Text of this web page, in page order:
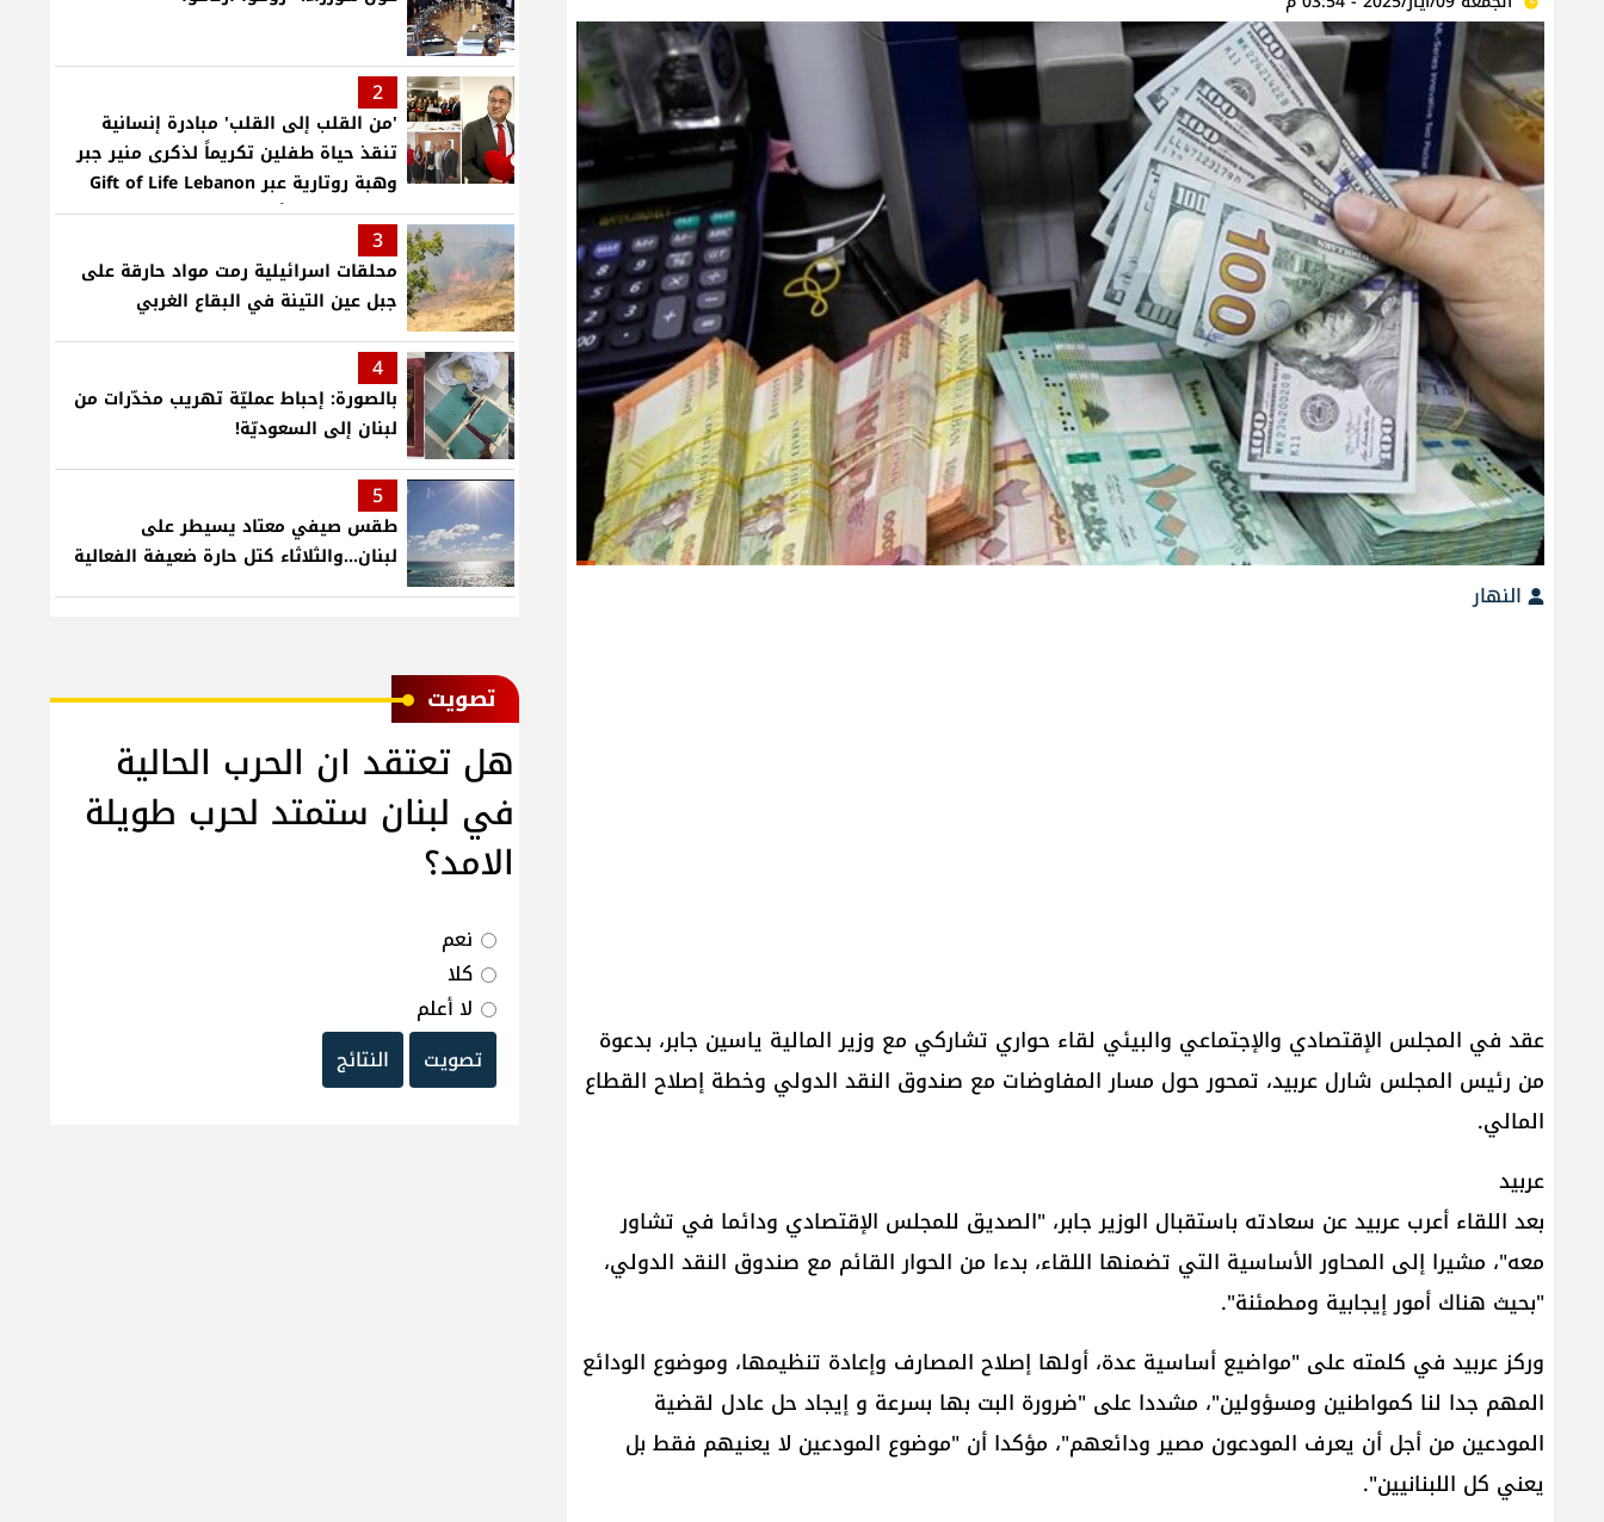
النهار
عقد في المجلس الإقتصادي والإجتماعي والبيئي لقاء حواري تشاركي مع وزير المالية ياسين جابر، بدعوة
من رئيس المجلس شارل عربيد، تمحور حول مسار المفاوضات مع صندوق النقد الدولي وخطة إصلاح القطاع
المالي.
عربيد
بعد اللقاء أعرب عربيد عن سعادته باستقبال الوزير جابر، "الصديق للمجلس الإقتصادي ودائما في تشاور
معه"، مشيرا إلى المحاور الأساسية التي تضمنها اللقاء، بدءا من الحوار القائم مع صندوق النقد الدولي،
"بحيث هناك أمور إيجابية ومطمئنة".
وركز عربيد في كلمته على "مواضيع أساسية عدة، أولها إصلاح المصارف وإعادة تنظيمها، وموضوع الودائع
المهم جدا لنا كمواطنين ومسؤولين"، مشددا على "ضرورة البت بها بسرعة و إيجاد حل عادل لقضية
المودعين من أجل أن يعرف المودعون مصير ودائعهم"، مؤكدا أن "موضوع المودعين لا يعنيهم فقط بل
يعني كل اللبنانيين".
2
'من القلب إلى القلب' مبادرة إنسانية
تنقذ حياة طفلين تكريماً لذكرى منير جبر
وهبة روتارية عبر Gift of Life Lebanon
لعمليات قلب لأطفال في مستشفى حمود
الجامعي
3
محلقات اسرائيلية رمت مواد حارقة على
جبل عين التينة في البقاع الغربي
4
بالصورة: إحباط عمليّة تهريب مخدّرات من
لبنان إلى السعوديّة!
5
طقس صيفي معتاد يسيطر على
لبنان...والثلاثاء كتل حارة ضعيفة الفعالية
ﺗﺼﻮﻳﺖ
هل تعتقد ان الحرب الحالية
في لبنان ستمتد لحرب طويلة
الامد؟
نعم
كلا
لا أعلم
تصويت
النتائج